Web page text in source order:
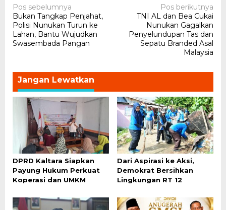
Navigasi
pos
Pos sebelumnya
Bukan Tangkap Penjahat,
Polisi Nunukan Turun ke
Lahan, Bantu Wujudkan
Swasembada Pangan
Pos berikutnya
TNI AL dan Bea Cukai
Nunukan Gagalkan
Penyelundupan Tas dan
Sepatu Branded Asal
Malaysia
Jangan Lewatkan
DPRD Kaltara Siapkan
Payung Hukum Perkuat
Koperasi dan UMKM
Dari Aspirasi ke Aksi,
Demokrat Bersihkan
Lingkungan RT 12